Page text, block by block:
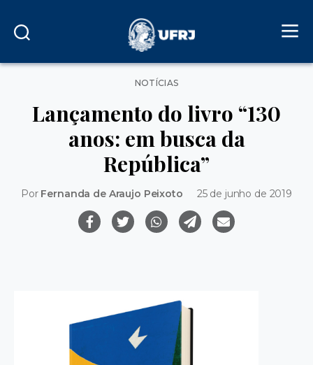
Categorias
NOTÍCIAS
Lançamento do livro “130
anos: em busca da
República”
Por Fernanda de Araujo Peixoto 25 de junho de 2019